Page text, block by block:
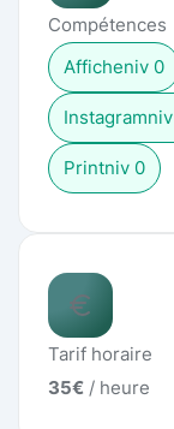
Compétences
Afficheniv 0
Instagramniv
Printniv 0
Tarif horaire
35€ / heure